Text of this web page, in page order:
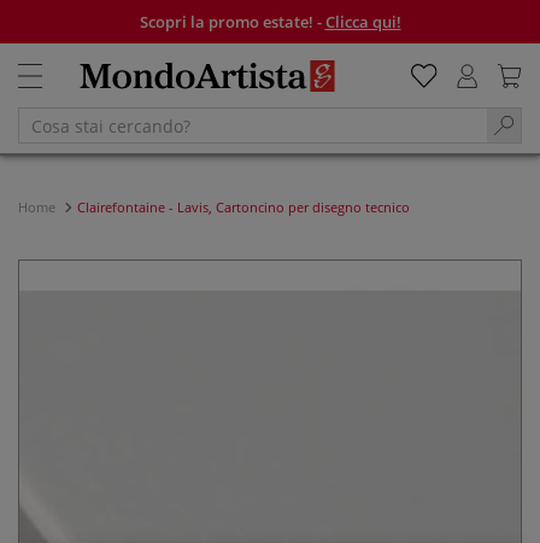
Scopri la promo estate! -Clicca qui!
Home Clairefontaine - Lavis, Cartoncino per disegno tecnico